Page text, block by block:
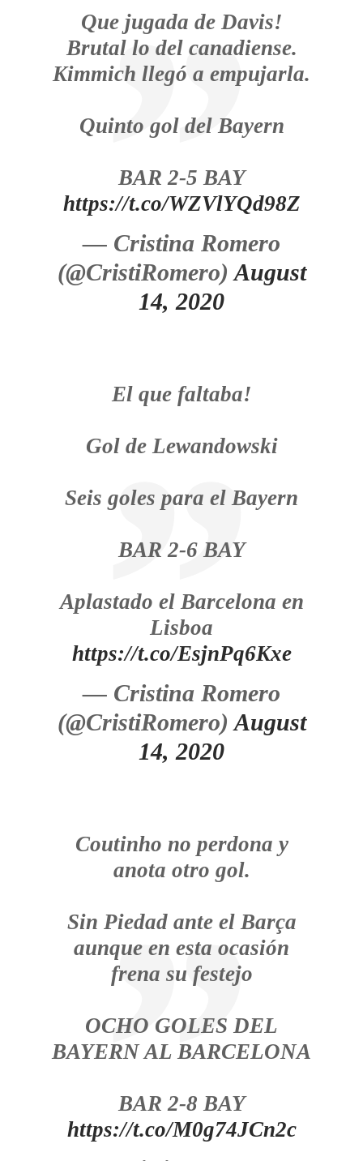
Que jugada de Davis!
Brutal lo del canadiense.
Kimmich llegó a empujarla.
Quinto gol del Bayern
BAR 2-5 BAY
https://t.co/WZVlYQd98Z
— Cristina Romero
(@CristiRomero)August
14, 2020
El que faltaba!
Gol de Lewandowski
Seis goles para el Bayern
BAR 2-6 BAY
Aplastado el Barcelona en
Lisboa
https://t.co/EsjnPq6Kxe
— Cristina Romero
(@CristiRomero)August
14, 2020
Coutinho no perdona y
anota otro gol.
Sin Piedad ante el Barça
aunque en esta ocasión
frena su festejo
OCHO GOLES DEL
BAYERN AL BARCELONA
BAR 2-8 BAY
https://t.co/M0g74JCn2c